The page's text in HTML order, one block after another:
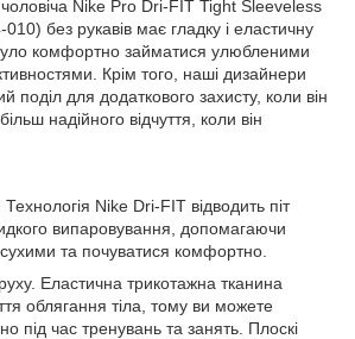
чоловіча Nike Pro Dri-FIT Tight Sleeveless
без рукавів має гладку і еластичну
комфортно займатися улюбленими
Крім того, наші дизайнери
поділ для додаткового захисту, коли він
надійного відчуття, коли він
Nike Dri-FIT відводить піт
випаровування, допомагаючи
та почуватися комфортно.
Еластична трикотажна тканина
облягання тіла, тому ви можете
під час тренувань та занять. Плоскі